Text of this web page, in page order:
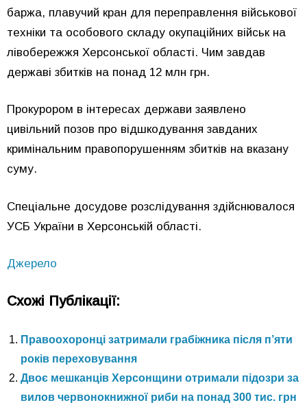
баржа, плавучий кран для переправлення військової
техніки та особового складу окупаційних військ на
лівобережжя Херсонської області. Чим завдав
державі збитків на понад 12 млн грн.
Прокурором в інтересах держави заявлено
цивільний позов про відшкодування завданих
кримінальним правопорушенням збитків на вказану
суму.
Спеціальне досудове розслідування здійснювалося
УСБ України в Херсонській області.
Джерело
Схожі Публікації:
Правоохоронці затримали грабіжника після п’яти
років переховування
Двоє мешканців Херсонщини отримали підозри за
вилов червонокнижної риби на понад 300 тис. грн